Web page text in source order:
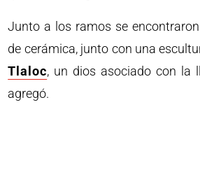
Junto a los ramos se
de cerámica, junto con una
Tlaloc, un dios asociado con la
agregó.